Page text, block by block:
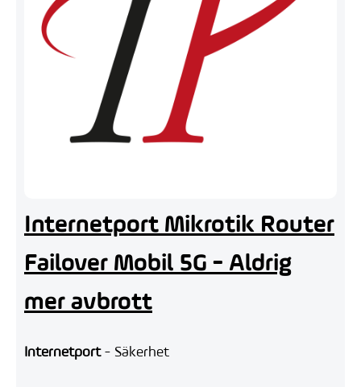
Internetport Mikrotik Router
Failover Mobil 5G - Aldrig
mer avbrott
Internetport- Säkerhet